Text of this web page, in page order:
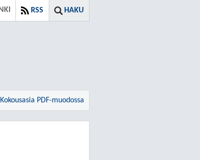
HAKU
RSS
Kokousasia PDF-muodossa